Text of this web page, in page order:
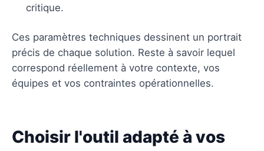
critique.
Ces paramètres techniques dessinent un portrait
précis de chaque solution. Reste à savoir lequel
correspond réellement à votre contexte, vos
équipes et vos contraintes opérationnelles.
Choisir l'outil adapté à vos